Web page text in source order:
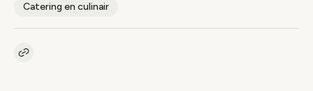
Catering en culinair
Kopieer link naar artikel